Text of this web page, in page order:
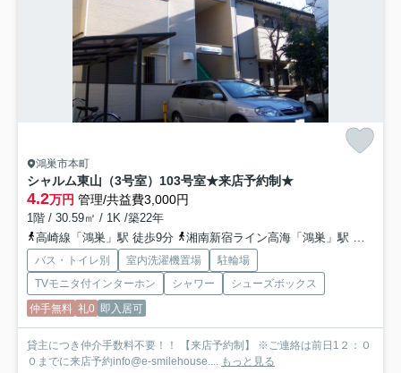
鴻巣市本町
シャルム東山（3号室） 103号室★来店予約制★
4.2万円 管理/共益費3,000円
1階 / 30.59㎡ / 1K /築22年
高崎線「鴻巣」駅 徒歩9分
湘南新宿ライン高海「鴻巣」駅 徒歩9分
バス・トイレ別 室内洗濯機置場
駐輪場
TVモニタ付インターホン
シャワー
シューズボックス
仲手無料 礼0 即入居可
貸主につき仲介手数料不要！！ 【来店予約制】 ※ご連絡は前日1２：０
０までに来店予約info@e-smilehouse.... もっと見る